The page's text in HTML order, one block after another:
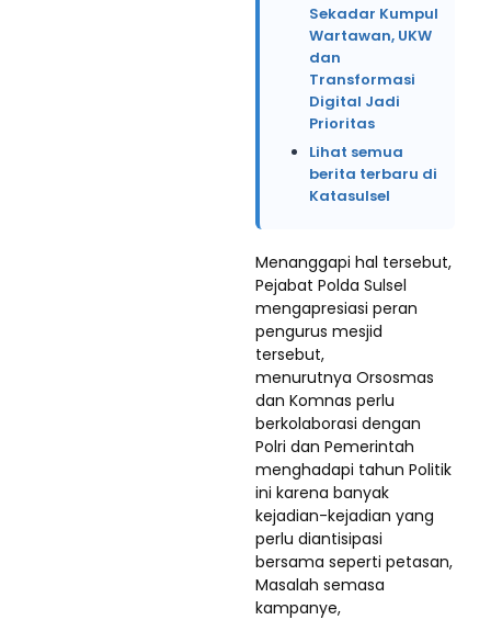
Sekadar Kumpul
Wartawan, UKW
dan
Transformasi
Digital Jadi
Prioritas
Lihat semua
berita terbaru di
Katasulsel
Menanggapi hal tersebut,
Pejabat Polda Sulsel
mengapresiasi peran
pengurus mesjid
tersebut,
menurutnya Orsosmas
dan Komnas perlu
berkolaborasi dengan
Polri dan Pemerintah
menghadapi tahun Politik
ini karena banyak
kejadian-kejadian yang
perlu diantisipasi
bersama seperti petasan,
Masalah semasa
kampanye,